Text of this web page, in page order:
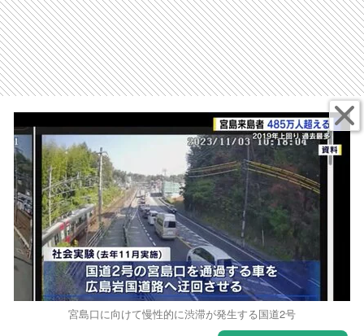
宮島口に向けて慢性的に渋滞が発生する国道2号